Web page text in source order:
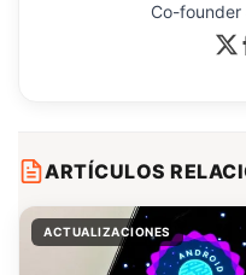
Co-founder
ARTÍCULOS
ACTUALIZACIONES